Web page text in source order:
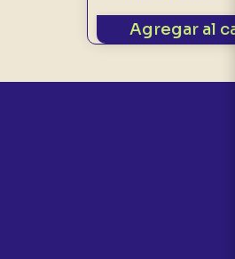
Agregar al